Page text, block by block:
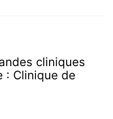
cliniques
: Clinique de